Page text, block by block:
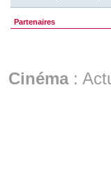
Partenaires
Cinéma: